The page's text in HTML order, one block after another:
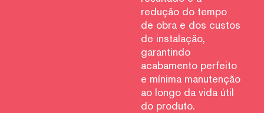
redução do tempo
de obra e dos custos
de instalação,
garantindo
acabamento perfeito
e mínima manutenção
ao longo da vida útil
do produto.